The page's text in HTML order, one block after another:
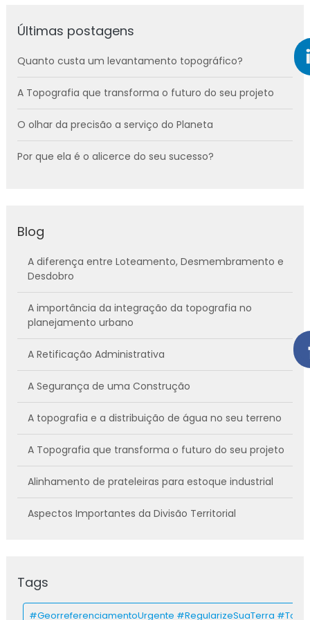
Últimas postagens
Quanto custa um levantamento topográfico?
A Topografia que transforma o futuro do seu projeto
O olhar da precisão a serviço do Planeta
Por que ela é o alicerce do seu sucesso?
Blog
A diferença entre Loteamento, Desmembramento e
Desdobro
A importância da integração da topografia no
planejamento urbano
A Retificação Administrativa
A Segurança de uma Construção
A topografia e a distribuição de água no seu terreno
A Topografia que transforma o futuro do seu projeto
Alinhamento de prateleiras para estoque industrial
Aspectos Importantes da Divisão Territorial
Azimute: Guia para Otimizar Infraestrutura e
Operações
Tags
#GeorreferenciamentoUrgente #RegularizeSuaTerra